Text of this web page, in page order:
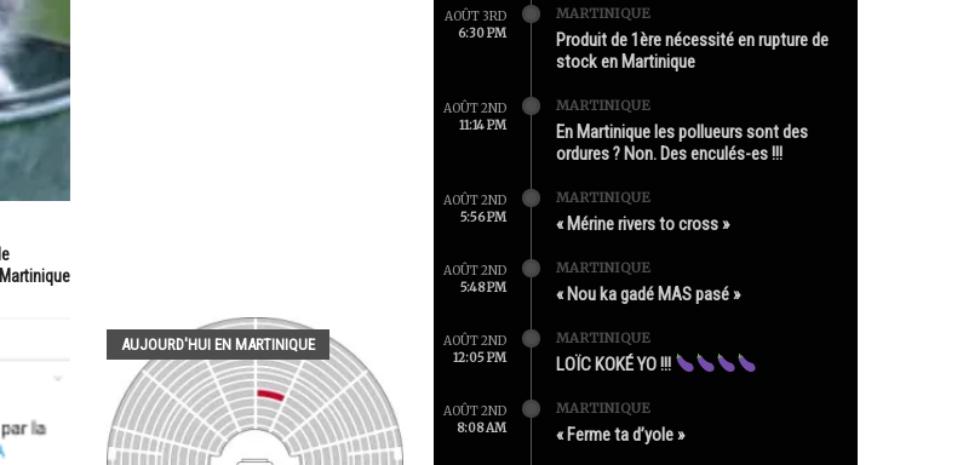
AUJOURD'HUI EN MARTINIQUE
AOÛT 3RD
6:30 PM
MARTINIQUE
Produit de 1ère nécessité en rupture de
stock en Martinique
AOÛT 2ND
11:14 PM
MARTINIQUE
En Martinique les pollueurs sont des
ordures ? Non. Des enculés-es !!!
AOÛT 2ND
5:56 PM
MARTINIQUE
« Mérine rivers to cross »
AOÛT 2ND
5:48 PM
MARTINIQUE
« Nou ka gadé MAS pasé »
AOÛT 2ND
12:05 PM
MARTINIQUE
LOÏC KOKÉ YO !!!
AOÛT 2ND
8:08 AM
MARTINIQUE
« Ferme ta d’yole »